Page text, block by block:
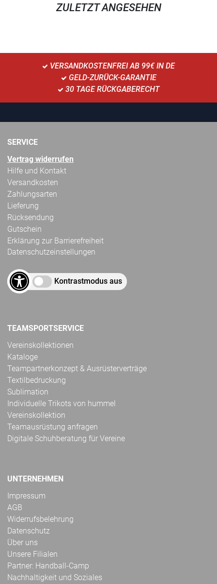
ZULETZT ANGESEHEN
VERSANDKOSTENFREI AB 99€ IN DE
GELD-ZURÜCK-GARANTIE
30 TAGE RÜCKGABERECHT
SERVICE
Vertrag widerrufen
Hilfe und Kontakt
Versandkosten
Zahlungsarten
Lieferung
Rücksendung
Gutschein
Erklärung zur Barrierefreiheit
Datenschutzeinstellungen
Kontrastmodus aus
TEAMSPORTSERVICE
Vereinskollektionen
Kataloge
Teampartnerkonzept & Ausrüsterverträge
Textilbedruckung
Sublimation
Individuelle Trikots von hummel
Vereinskollektion
Teamausrüstung anfragen
Digitale Schuhberatung für Vereine
UNTERNEHMEN
Impressum
AGB
Widerrufsbelehrung
Datenschutz
Über uns
Unsere Filialen
Partner: Handball-Camp
Nachhaltigkeit und Soziales